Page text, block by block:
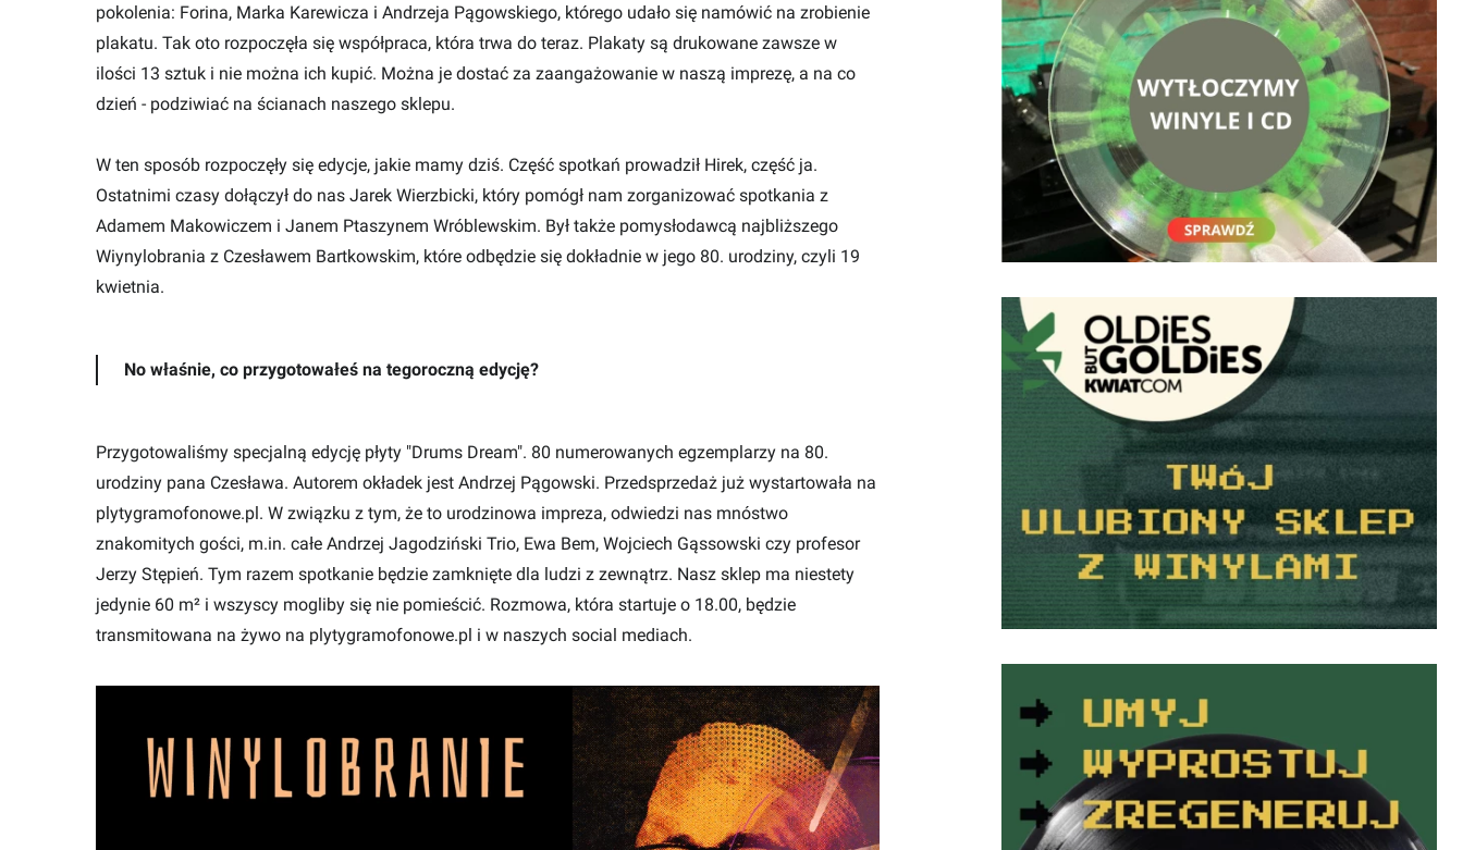
pokolenia: Forina, Marka Karewicza i Andrzeja Pągowskiego, którego udało się namówić na zrobienie
plakatu. Tak oto rozpoczęła się współpraca, która trwa do teraz. Plakaty są drukowane zawsze w
ilości 13 sztuk i nie można ich kupić. Można je dostać za zaangażowanie w naszą imprezę, a na co
dzień - podziwiać na ścianach naszego sklepu.
W ten sposób rozpoczęły się edycje, jakie mamy dziś. Część spotkań prowadził Hirek, część ja.
Ostatnimi czasy dołączył do nas Jarek Wierzbicki, który pomógł nam zorganizować spotkania z
Adamem Makowiczem i Janem Ptaszynem Wróblewskim. Był także pomysłodawcą najbliższego
Wiynylobrania z Czesławem Bartkowskim, które odbędzie się dokładnie w jego 80. urodziny, czyli 19
kwietnia.
No właśnie, co przygotowałeś na tegoroczną edycję?
Przygotowaliśmy specjalną edycję płyty "Drums Dream". 80 numerowanych egzemplarzy na 80.
urodziny pana Czesława. Autorem okładek jest Andrzej Pągowski. Przedsprzedaż już wystartowała na
plytygramofonowe.pl. W związku z tym, że to urodzinowa impreza, odwiedzi nas mnóstwo
znakomitych gości, m.in. całe Andrzej Jagodziński Trio, Ewa Bem, Wojciech Gąssowski czy profesor
Jerzy Stępień. Tym razem spotkanie będzie zamknięte dla ludzi z zewnątrz. Nasz sklep ma niestety
jedynie 60 m² i wszyscy mogliby się nie pomieścić. Rozmowa, która startuje o 18.00, będzie
transmitowana na żywo na plytygramofonowe.pl i w naszych social mediach.